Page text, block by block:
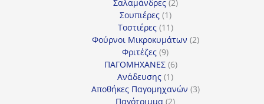
Σαλαμάνδρες 2
Σουπιέρες 11
προϊόν
Τοστιέρες 1111
προϊόντα
Φούρνοι Μικροκυμάτων 22
Φριτέζες 99
προϊόντα
ΠΑΓΟΜΗΧΑΝΕΣ 66
Ανάδευσης 11
προϊόν
Αποθήκες Παγομηχανών 33
Παγότριμμα 22